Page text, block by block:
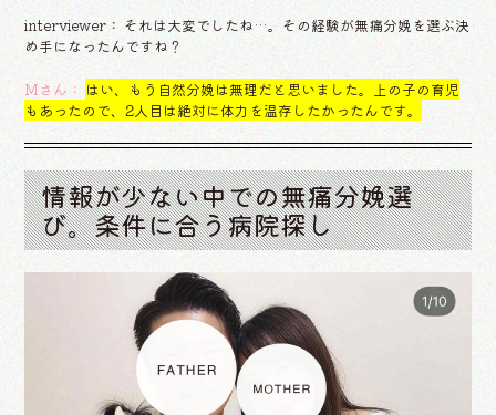
interviewer： それは大変でしたね…。その経験が無痛分娩を選ぶ決
め手になったんですね？
Mさん： はい、もう自然分娩は無理だと思いました。上の子の育児
もあったので、2人目は絶対に体力を温存したかったんです。
情報が少ない中での無痛分娩選
び。条件に合う病院探し